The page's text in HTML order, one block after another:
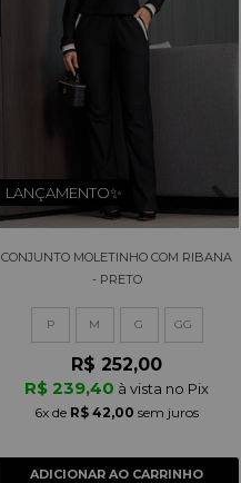
LANÇAMENTO✨
CONJUNTO MOLETINHO COM RIBANA
- PRETO
P M G GG
R$ 252,00
R$ 239,40 à vista no Pix
6x de R$ 42,00 sem juros
ADICIONAR AO CARRINHO